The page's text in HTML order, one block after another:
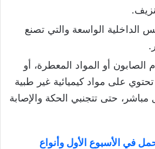
الداخلية الواسعة والتي تصنع
أو المواد المعطرة، أو
على مواد كيميائية غير طبية
حتى تتجنبي الحكة والإصابة
في الأسبوع الأول وأنواع